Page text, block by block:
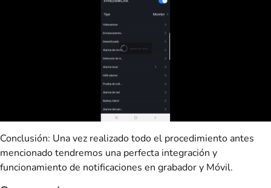
Conclusión: Una vez realizado todo el procedimiento antes
mencionado tendremos una perfecta integración y
funcionamiento de notificaciones en grabador y Móvil.